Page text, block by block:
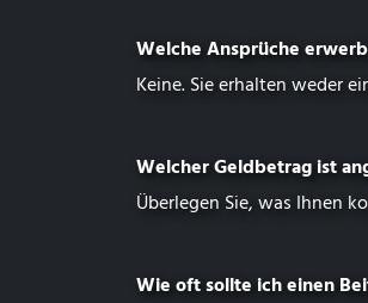
Welche Ansprüche
Keine. Sie erhalten weder
Welcher Geldbetrag ist
Überlegen Sie, was Ihnen
Wie oft sollte ich einen